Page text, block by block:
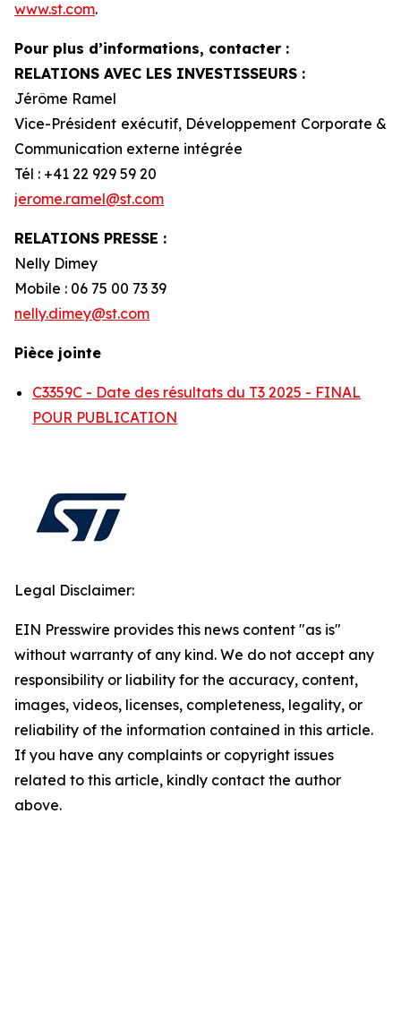
www.st.com.
Pour plus d’informations, contacter :
RELATIONS AVEC LES INVESTISSEURS :
Jérôme Ramel
Vice-Président exécutif, Développement Corporate &
Communication externe intégrée
Tél : +41 22 929 59 20
jerome.ramel@st.com
RELATIONS PRESSE :
Nelly Dimey
Mobile : 06 75 00 73 39
nelly.dimey@st.com
Pièce jointe
C3359C - Date des résultats du T3 2025 - FINAL
POUR PUBLICATION
Legal Disclaimer:
EIN Presswire provides this news content "as is"
without warranty of any kind. We do not accept any
responsibility or liability for the accuracy, content,
images, videos, licenses, completeness, legality, or
reliability of the information contained in this article.
If you have any complaints or copyright issues
related to this article, kindly contact the author
above.